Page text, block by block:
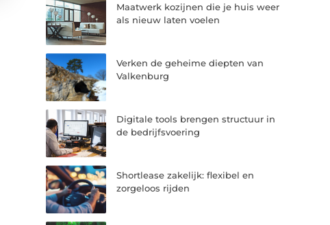
Maatwerk kozijnen die je huis weer
als nieuw laten voelen
Verken de geheime diepten van
Valkenburg
Digitale tools brengen structuur in
de bedrijfsvoering
Shortlease zakelijk: flexibel en
zorgeloos rijden